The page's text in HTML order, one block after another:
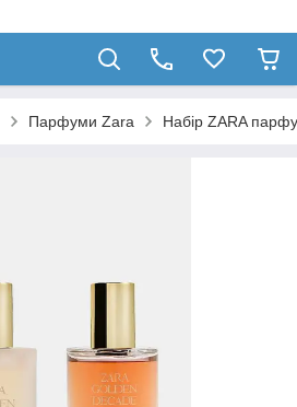
Парфуми Zara Набір ZARA